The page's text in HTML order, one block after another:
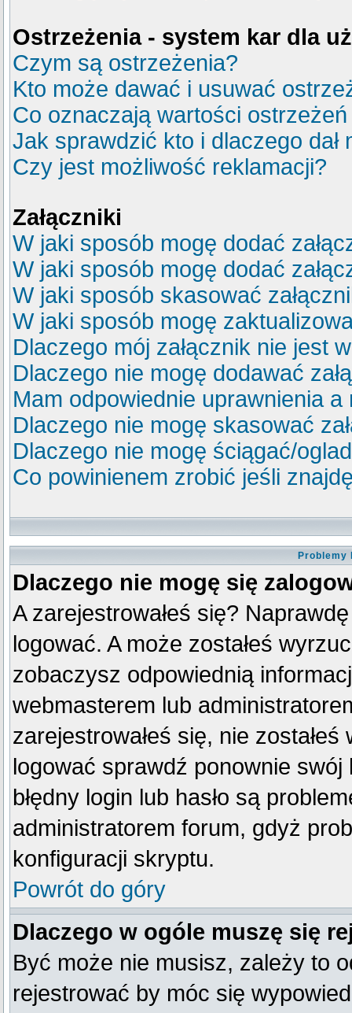
Ostrzeżenia - system kar dla
Czym są ostrzeżenia?
Kto może dawać i usuwać
Co oznaczają wartości
Jak sprawdzić kto i dlaczego dał
Czy jest możliwość reklamacji?
Załączniki
W jaki sposób mogę dodać
W jaki sposób mogę dodać
W jaki sposób skasować
W jaki sposób mogę
Dlaczego mój załącznik nie jest
Dlaczego nie mogę dodawać
Mam odpowiednie uprawnienia
Dlaczego nie mogę skasować
Dlaczego nie mogę ściągać/
Co powinienem zrobić jeśli
Problemy
Dlaczego nie mogę się
A zarejestrowałeś się?
logować. A może zostałeś
zobaczysz odpowiednią
webmasterem lub
zarejestrowałeś się, nie
logować sprawdź ponownie swój
błędny login lub hasło są
administratorem forum, gdyż
konfiguracji skryptu.
Powrót do góry
Dlaczego w ogóle muszę się
Być może nie musisz, zależy to
rejestrować by móc się